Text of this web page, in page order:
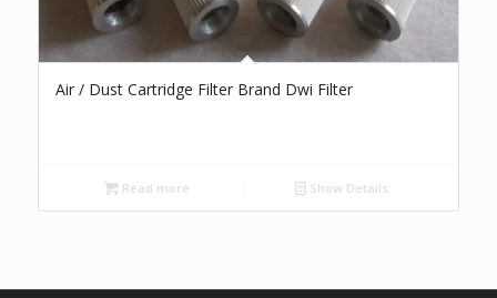
Air / Dust Cartridge Filter Brand Dwi Filter
Read more Show Details